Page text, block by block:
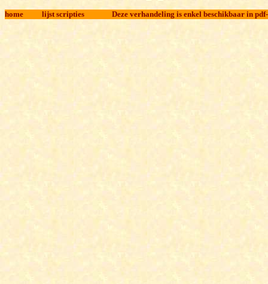
home lijst scripties Deze verhandeling is enkel beschikbaar in